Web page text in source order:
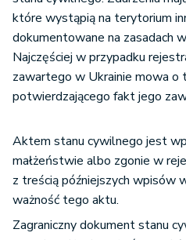
które wystąpią na terytorium
dokumentowane na zasadach
Najczęściej w przypadku
zawartego w Ukrainie mowa o
potwierdzającego fakt jego
Aktem stanu cywilnego jest
małżeństwie albo zgonie w
z treścią późniejszych wpisów
ważność tego aktu.
Zagraniczny dokument stanu